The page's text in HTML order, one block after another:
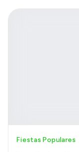
Fiestas Populares